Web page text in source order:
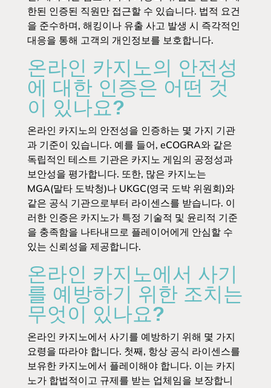
한된 인증된 직원만 접근할 수 있습니다. 법적 요건
을 준수하며, 해킹이나 유출 사고 발생 시 즉각적인
대응을 통해 고객의 개인정보를 보호합니다.
온라인 카지노의 안전성
에 대한 인증은 어떤 것
이 있나요?
온라인 카지노의 안전성을 인증하는 몇 가지 기관
과 기준이 있습니다. 예를 들어, eCOGRA와 같은
독립적인 테스트 기관은 카지노 게임의 공정성과
보안성을 평가합니다. 또한, 많은 카지노는
MGA(말타 도박청)나 UKGC(영국 도박 위원회)와
같은 공식 기관으로부터 라이센스를 받습니다. 이
러한 인증은 카지노가 특정 기술적 및 윤리적 기준
을 충족함을 나타내므로 플레이어에게 안심할 수
있는 신뢰성을 제공합니다.
온라인 카지노에서 사기
를 예방하기 위한 조치는
무엇이 있나요?
온라인 카지노에서 사기를 예방하기 위해 몇 가지
요령을 따라야 합니다. 첫째, 항상 공식 라이센스를
보유한 카지노에서 플레이해야 합니다. 이는 카지
노가 합법적이고 규제를 받는 업체임을 보장합니